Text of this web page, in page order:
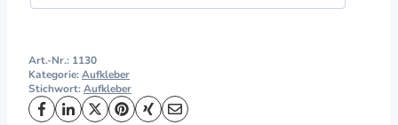
Art.-Nr.: 1130
Kategorie:Aufkleber
Stichwort:Aufkleber